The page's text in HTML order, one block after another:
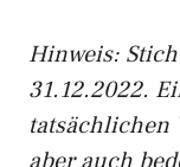
Hinweis:
31.12.2022.
tatsächlichen